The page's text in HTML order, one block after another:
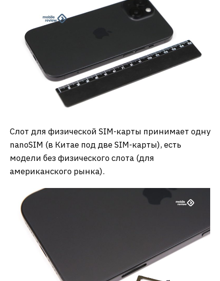
Слот для физической SIM-карты принимает одну
nanoSIM (в Китае под две SIM-карты), есть
модели без физического слота (для
американского рынка).